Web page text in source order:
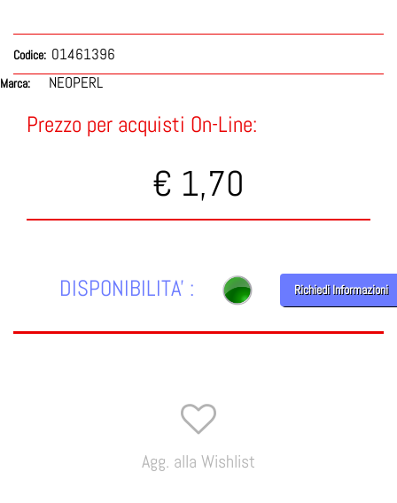
Codice: 01461396
Marca: NEOPERL
Prezzo per acquisti On-Line:
€ 1,70
DISPONIBILITA' : Richiedi Informazioni
Agg. alla Wishlist